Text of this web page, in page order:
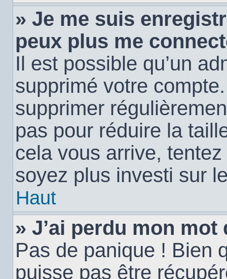
» Je me suis
peux plus me
Il est possible qu’un
supprimé votre
supprimer
pas pour réduire la
cela vous arrive,
soyez plus investi sur
Haut
» J’ai perdu mon mot
Pas de panique ! Bien
puisse pas être